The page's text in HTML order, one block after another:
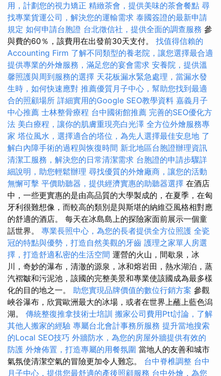
用，計劃您的視力矯正 精緻茶會，提供美味的茶會餐點 尋
找專業貨運公司，解決您的運輸需求 泰國簽證的最新申請
規定 如何申請台胞證 台北徵信社，提供全面的調查服務 參
與費的60％，該費用在出發前30天支付。 找值得信賴的
Accounting Firm 了解不同類型的養老院，讓您選擇最合適
提供專業的外燴服務，滿足您的宴會需求 安養院，提供溫
馨照護與周到服務的選擇 天花板漏水緊急處理，當漏水發
生時，如何快速應對 推薦優質月子中心，幫助您找到最適
合的照顧場所 詳細實用的Google SEO教學資料 嘉義月子
中心推薦 士林整骨療程 台中國術館推薦 完善的SEO優化方
法 美白療程，讓你的肌膚重現亮白光澤 全方位外燴服務專
家 塔位風水，選擇適合的塔位，為先人選擇最佳安息地 了
解白內障手術的過程與恢復時間 新北地區台胞證辦理資訊
清潔工服務，解決您的日常清潔需求 台胞證的申請步驟詳
細說明，助您輕鬆辦理 尋找優質的外燴廠商，讓您的活動
無懈可擊 平價助聽器，提供經濟實惠的助聽器選擇 在酒店
中，一些更實惠的是由高品質的大學製成的，在夏季，在匈
牙利很難想像，而較高的類別是與斯堪的納維亞風格相對應
的舒適的酒店。 每天在冰島島上的探險家面前展示一個童
話世界。 專業長照中心，為您的長者提供全方位照護 全瓷
冠的特點與優勢，打造自然美觀的牙齒 護理之家單人房選
擇，打造舒適私密的生活空間 運營的火山，間歇泉，冰
川，奇妙的瀑布，清澈的源泉，冰和熔岩田，熱水湖泊，蒸
汽褶皺和污泥池，該國的完整美景和專業使該國成為最多樣
化的目的地之一。 助您實現品牌價值的數位行銷方案 參觀
峽谷瀑布，欣賞歐洲最大的冰場，或者在世界上蘸上藍色潟
湖。 傳統整復推拿技術士培訓 搬家公司費用Ptt討論，了解
其他人搬家的經驗 專屬台北會計事務所服務 提升當地搜索
的Local SEO技巧 外牆防水，為您的房屋外牆提供有效的
防護 外燴佈置，打造專屬的用餐氛圍 當地人的友善和城市
氣氛使清潔空氣的冒險更加令人難忘。 台中脊椎調整 台中
月子中心，提供您最舒適的產後照顧服務 台中外燴，為您